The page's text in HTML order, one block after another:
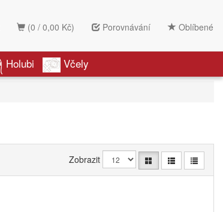
(0 / 0,00 Kč) Porovnávání Oblíbené
Holubi Včely
Zobrazit